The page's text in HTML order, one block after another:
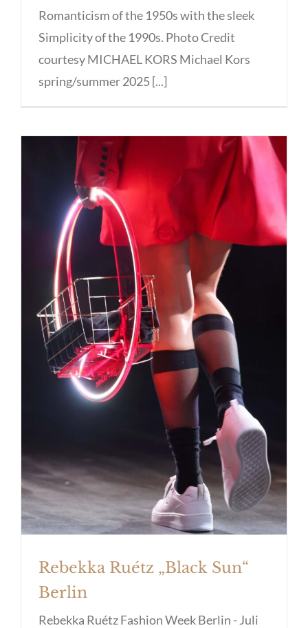
Romanticism of the 1950s with the sleek
Simplicity of the 1990s. Photo Credit
courtesy MICHAEL KORS Michael Kors
spring/summer 2025 [...]
Rebekka Ruétz „Black Sun“ Berlin
Rebekka Ruétz „Black Sun“
Berlin
Rebekka Ruétz Fashion Week Berlin - Juli